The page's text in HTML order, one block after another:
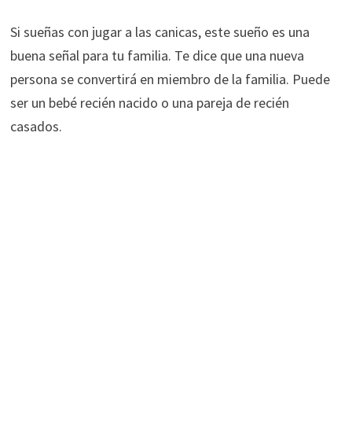
Si sueñas con jugar a las canicas, este sueño es una
buena señal para tu familia. Te dice que una nueva
persona se convertirá en miembro de la familia. Puede
ser un bebé recién nacido o una pareja de recién
casados.